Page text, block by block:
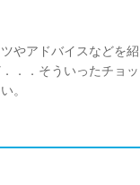
やアドバイスなどを紹
．．そういったチョッ
。